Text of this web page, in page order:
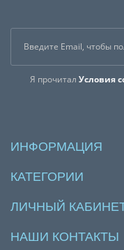
Я прочитал Условия
ИНФОРМАЦИЯ
КАТЕГОРИИ
ЛИЧНЫЙ
НАШИ КОНТАКТЫ